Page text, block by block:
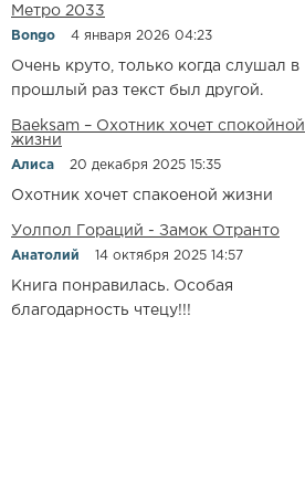
Метро 2033
Bongo 4 января 2026 04:23
Очень круто, только когда слушал в
прошлый раз текст был другой.
Baeksam – Охотник хочет спокойной
жизни
Алиса 20 декабря 2025 15:35
Охотник хочет спакоеной жизни
Уолпол Гораций - Замок Отранто
Анатолий 14 октября 2025 14:57
Книга понравилась. Особая
благодарность чтецу!!!